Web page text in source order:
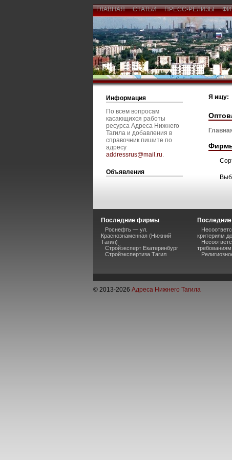
ГЛАВНАЯ СТАТЬИ ПРЕСС-РЕЛИЗЫ
Информация
По всем вопросам
касающихся работы
ресурса Адреса Нижнего
Тагила и добавления в
справочник пишите по
адресу
addressrus@mail.ru.
Объявления
Я ищу:
Последние фирмы
Роснефть — ул.
Краснознаменная (Нижний
Тагил)
Стройэксперт Екатеринбург
Стройэкспертиза Тагил
Последние
критериям
© 2013-2026 Адреса Нижнего Тагила